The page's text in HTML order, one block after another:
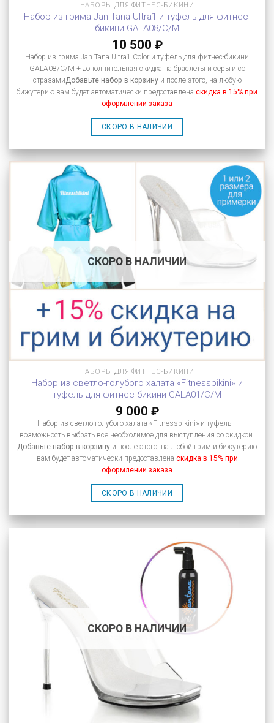
НАБОРЫ ДЛЯ ФИТНЕС-БИКИНИ
Набор из грима Jan Tana Ultra1 и туфель для фитнес-
бикини GALA08/C/M
10 500 ₽
Набор из грима Jan Tana Ultra1 Color и туфель для фитнес-бикини
GALA08/C/M + дополнительная скидка на браслеты и серьги со
стразами Добавьте набор в корзинуи после этого, на любую
бижутерию вам будет автоматически предоставлена скидка в 15% при
оформлении заказа
СКОРО В НАЛИЧИИ
СКОРО В НАЛИЧИИ
НАБОРЫ ДЛЯ ФИТНЕС-БИКИНИ
Набор из светло-голубого халата «Fitnessbikini» и
туфель для фитнес-бикини GALA01/C/M
9 000 ₽
Набор из светло-голубого халата «Fitnessbikini» и туфель +
возможность выбрать все необходимое для выступления со скидкой.
Добавьте набор в корзину и после этого, на любой грим и бижутерию
вам будет автоматически предоставлена скидка в 15% при
оформлении заказа
СКОРО В НАЛИЧИИ
СКОРО В НАЛИЧИИ